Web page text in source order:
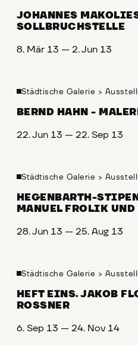
JOHANNES
SOLLBRUCHSTELLE
8. Mär 13 — 2. Jun 13
Städtische Galerie >
BERND HAHN -
22. Jun 13 — 22. Sep 13
Städtische Galerie >
HEGENBARTH-
MANUEL FROLIK UND
28. Jun 13 — 25. Aug 13
Städtische Galerie >
HEFT EINS. JAKOB
ROSSNER
6. Sep 13 — 24. Nov 14